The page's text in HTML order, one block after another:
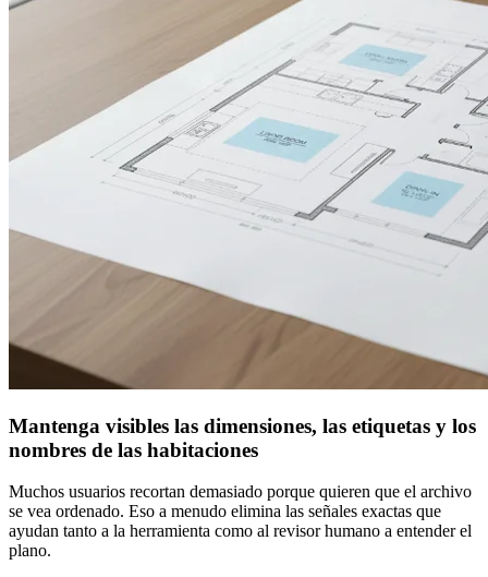
Mantenga visibles las dimensiones, las etiquetas y los
nombres de las habitaciones
Muchos usuarios recortan demasiado porque quieren que el archivo
se vea ordenado. Eso a menudo elimina las señales exactas que
ayudan tanto a la herramienta como al revisor humano a entender el
plano.